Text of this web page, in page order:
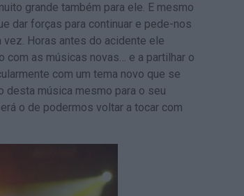
grande também para ele. E mesmo
dar forças para continuar e pede-nos
Horas antes do acidente ele
com as músicas novas… e a partilhar o
com um tema novo que se
desta música mesmo para o seu
o de podermos voltar a tocar com